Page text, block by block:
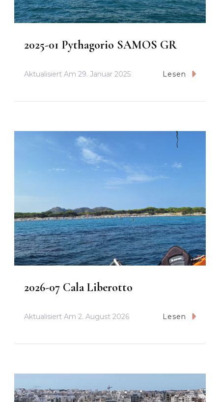
2025-01 Pythagorio SAMOS GR
Aktualisiert Am 29. Januar 2025 Lesen
2026-07 Cala Liberotto
Aktualisiert Am 2. August 2026 Lesen